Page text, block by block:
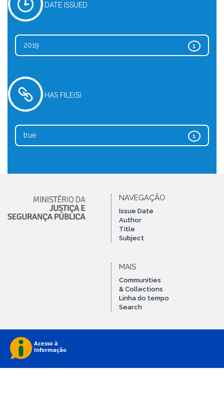
DATE ISSUED
1
2019
HAS FILE(S)
1
true
NAVEGAÇÃO
Issue Date
Author
Title
Subject
MAIS
Communities
& Collections
Linha do tempo
Search